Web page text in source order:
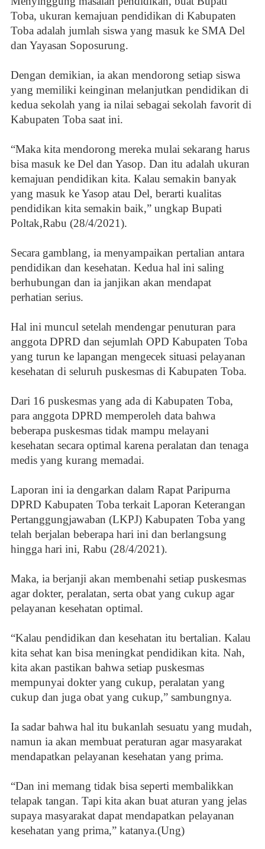
Toba, ukuran kemajuan pendidikan di Kabupaten
Toba adalah jumlah siswa yang masuk ke SMA Del
dan Yayasan Soposurung.
Dengan demikian, ia akan mendorong setiap siswa
yang memiliki keinginan melanjutkan pendidikan di
kedua sekolah yang ia nilai sebagai sekolah favorit di
Kabupaten Toba saat ini.
“Maka kita mendorong mereka mulai sekarang harus
bisa masuk ke Del dan Yasop. Dan itu adalah ukuran
kemajuan pendidikan kita. Kalau semakin banyak
yang masuk ke Yasop atau Del, berarti kualitas
pendidikan kita semakin baik,” ungkap Bupati
Poltak,Rabu (28/4/2021).
Secara gamblang, ia menyampaikan pertalian antara
pendidikan dan kesehatan. Kedua hal ini saling
berhubungan dan ia janjikan akan mendapat
perhatian serius.
Hal ini muncul setelah mendengar penuturan para
anggota DPRD dan sejumlah OPD Kabupaten Toba
yang turun ke lapangan mengecek situasi pelayanan
kesehatan di seluruh puskesmas di Kabupaten Toba.
Dari 16 puskesmas yang ada di Kabupaten Toba,
para anggota DPRD memperoleh data bahwa
beberapa puskesmas tidak mampu melayani
kesehatan secara optimal karena peralatan dan tenaga
medis yang kurang memadai.
Laporan ini ia dengarkan dalam Rapat Paripurna
DPRD Kabupaten Toba terkait Laporan Keterangan
Pertanggungjawaban (LKPJ) Kabupaten Toba yang
telah berjalan beberapa hari ini dan berlangsung
hingga hari ini, Rabu (28/4/2021).
Maka, ia berjanji akan membenahi setiap puskesmas
agar dokter, peralatan, serta obat yang cukup agar
pelayanan kesehatan optimal.
“Kalau pendidikan dan kesehatan itu bertalian. Kalau
kita sehat kan bisa meningkat pendidikan kita. Nah,
kita akan pastikan bahwa setiap puskesmas
mempunyai dokter yang cukup, peralatan yang
cukup dan juga obat yang cukup,” sambungnya.
Ia sadar bahwa hal itu bukanlah sesuatu yang mudah,
namun ia akan membuat peraturan agar masyarakat
mendapatkan pelayanan kesehatan yang prima.
“Dan ini memang tidak bisa seperti membalikkan
telapak tangan. Tapi kita akan buat aturan yang jelas
supaya masyarakat dapat mendapatkan pelayanan
kesehatan yang prima,” katanya.(Ung)